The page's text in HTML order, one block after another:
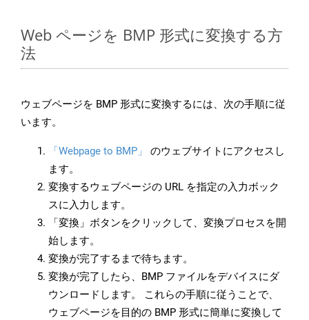
Web ページを BMP 形式に変換する方
法
ウェブページを BMP 形式に変換するには、次の手順に従
います。
「Webpage to BMP」
のウェブサイトにアクセスし
ます。
変換するウェブページの URL を指定の入力ボック
スに入力します。
「変換」ボタンをクリックして、変換プロセスを開
始します。
変換が完了するまで待ちます。
変換が完了したら、BMP ファイルをデバイスにダ
ウンロードします。 これらの手順に従うことで、
ウェブページを目的の BMP 形式に簡単に変換して